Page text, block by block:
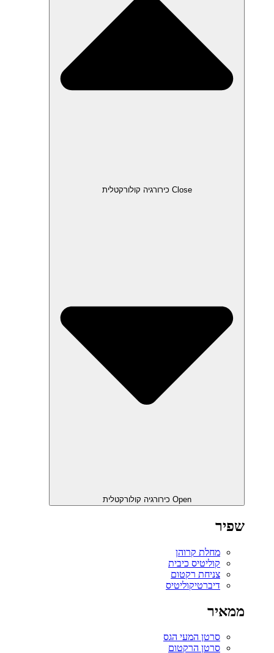
Close כירורגיה קולורקטלית
Open כירורגיה קולורקטלית
שפיר
מחלת קרוהן
קוליטיס כיבית
צניחת רקטום
דיברטיקוליטיס
ממאיר
סרטן המעי הגס
סרטן הרקטום